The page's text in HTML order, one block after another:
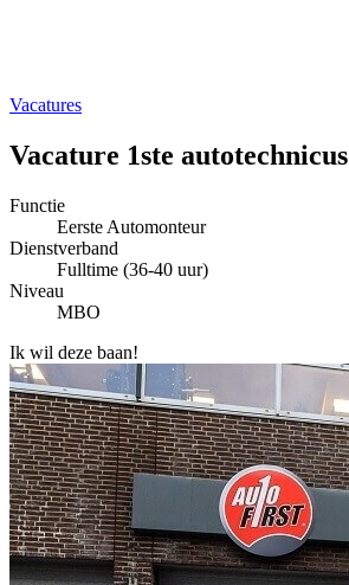
Vacatures
Vacature 1ste autotechnicus
Functie
Eerste Automonteur
Dienstverband
Fulltime (36-40 uur)
Niveau
MBO
Ik wil deze baan!